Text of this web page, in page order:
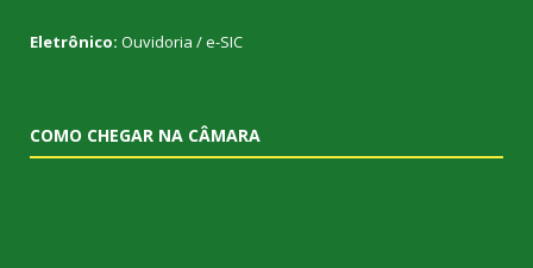
Eletrônico: Ouvidoria /e-SIC
COMO CHEGAR NA CÂMARA